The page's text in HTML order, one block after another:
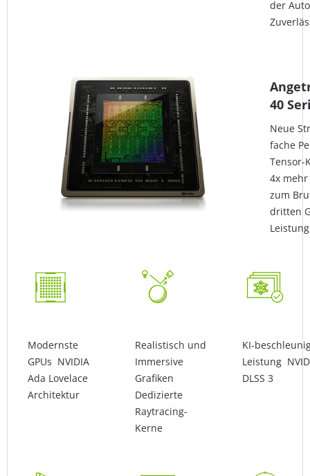
der
40
Neue
fache
Tensor-
4x mehr
zum
dritten
Leistung
Modernste
GPUs NVIDIA
Ada Lovelace
Architektur
Realistisch und
Immersive
Grafiken
Dedizierte
Raytracing-
Kerne
KI-
Leistung
DLSS 3